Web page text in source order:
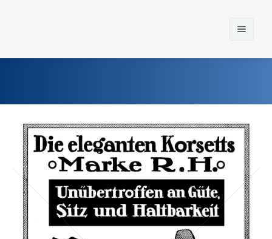
Einst und Heute
Marken
Konzerne
Epoche